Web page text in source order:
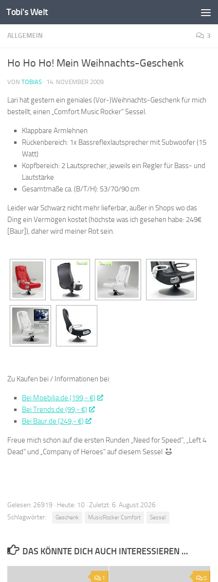
Zum Inhalt springen
Tobi's Welt
ALLGEMEIN 3
Ho Ho Ho! Mein Weihnachts-Geschenk
VON TOBIAS · 14. NOVEMBER 2009
Lari hat gestern ein geniales (Vor-)Weihnachts-Geschenk für mich
bestellt, einen „Comfort Music Rocker“ Sessel.
Klappbare Armlehnen
Rückenbereich: 1x Bassreflexlautsprecher mit Subwoofer (15
Watt)
Kopfbereich: 2 Lautsprecher, jeweils ein Regler für Bass- und
Lautstärke
Gesamtmaße ca. (B/T/H): 53/70/90 cm
Leider war Schwarz nicht mehr lieferbar, außer in Shops wo das
Ding ein Vermögen kostet (höchste was ich gesehen habe: 249€
[Baur]), daher wird meiner Rot sein.
Zu Kaufen bei / Informationen bei:
Bei Moebilia.de (199,- €)
Bei Trends.de (99,- €)
Bei Baur.de (249,- €)
Freue mich schon auf die ersten Runden „Need for Speed“, „Left 4
Dead“ und „Company of Heroes“ auf diesem Sessel
Gelesen: 26919 · Heute: 10 · Zuletzt: 6. August 2026
Schlagwörter:
Geschenk MusicRocker Comfort Sessel
DAS KÖNNTE DICH AUCH INTERESSIEREN …
1 0